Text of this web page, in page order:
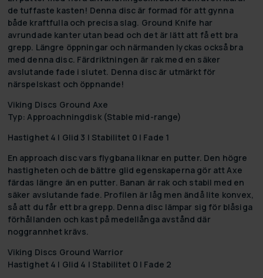
de tuffaste kasten! Denna disc är formad för att gynna
både kraftfulla och precisa slag. Ground Knife har
avrundade kanter utan bead och det är lätt att få ett bra
grepp. Längre öppningar och närmanden lyckas också bra
med denna disc. Färdriktningen är rak med en säker
avslutande fade i slutet. Denna disc är utmärkt för
närspelskast och öppnande!
Viking Discs Ground Axe
Typ: Approachningdisk (Stable mid-range)
Hastighet 4 | Glid 3 | Stabilitet 0 | Fade 1
En approach disc vars flygbana liknar en putter. Den högre
hastigheten och de bättre glid egenskaperna gör att Axe
färdas längre än en putter. Banan är rak och stabil med en
säker avslutande fade. Profilen är låg men ändå lite konvex,
så att du får ett bra grepp. Denna disc lämpar sig för blåsiga
förhållanden och kast på medellånga avstånd där
noggrannhet krävs.
Viking Discs Ground Warrior
Hastighet 4 | Glid 4 | Stabilitet 0 | Fade 2